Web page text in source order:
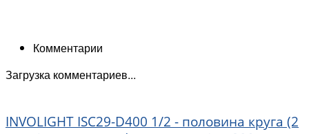
Комментарии
Загрузка комментариев...
INVOLIGHT ISC29-D400 1/2 - половина круга (2